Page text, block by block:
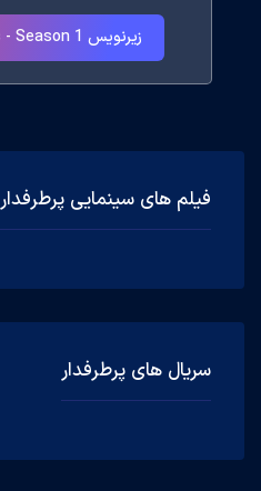
فیلم های سینمایی پرطرفدار
سریال های پرطرفدار
زیرنویس Nobody Wants This - Season 1